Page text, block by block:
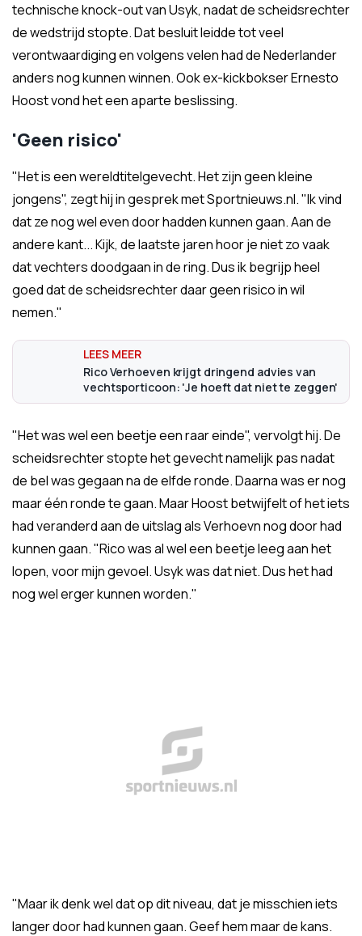
technische knock-out van Usyk, nadat de scheidsrechter
de wedstrijd stopte. Dat besluit leidde tot veel
verontwaardiging en volgens velen had de Nederlander
anders nog kunnen winnen. Ook ex-kickbokser Ernesto
Hoost vond het een aparte beslissing.
'Geen risico'
"Het is een wereldtitelgevecht. Het zijn geen kleine
jongens", zegt hij in gesprek met Sportnieuws.nl. "Ik vind
dat ze nog wel even door hadden kunnen gaan. Aan de
andere kant... Kijk, de laatste jaren hoor je niet zo vaak
dat vechters doodgaan in de ring. Dus ik begrijp heel
goed dat de scheidsrechter daar geen risico in wil
nemen."
Rico Verhoeven krijgt dringend advies van
vechtsporticoon: 'Je hoeft dat niet te zeggen'
"Het was wel een beetje een raar einde", vervolgt hij. De
scheidsrechter stopte het gevecht namelijk pas nadat
de bel was gegaan na de elfde ronde. Daarna was er nog
maar één ronde te gaan. Maar Hoost betwijfelt of het iets
had veranderd aan de uitslag als Verhoevn nog door had
kunnen gaan. "Rico was al wel een beetje leeg aan het
lopen, voor mijn gevoel. Usyk was dat niet. Dus het had
nog wel erger kunnen worden."
"Maar ik denk wel dat op dit niveau, dat je misschien iets
langer door had kunnen gaan. Geef hem maar de kans.